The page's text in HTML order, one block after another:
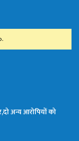
अन्य आरोपियों को